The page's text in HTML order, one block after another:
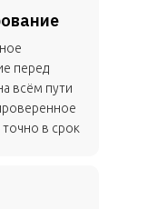
перед
всём пути
в срок